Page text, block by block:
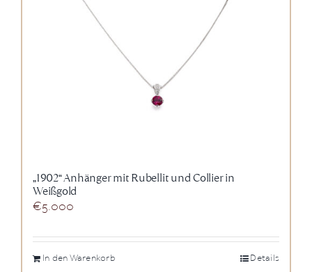
„1902“ Anhänger mit Rubellit und Collier in
Weißgold
€5.000
In den Warenkorb Details